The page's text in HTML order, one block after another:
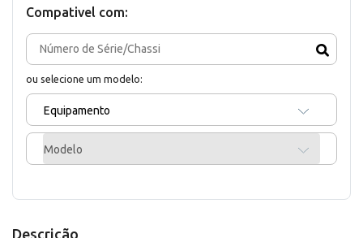
Compativel com:
ou selecione um modelo:
Equipamento
Modelo
Descrição